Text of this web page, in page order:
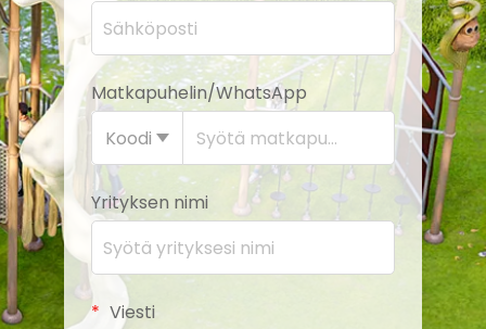
Matkapuhelin/WhatsApp
Koodi
Yrityksen nimi
Viesti